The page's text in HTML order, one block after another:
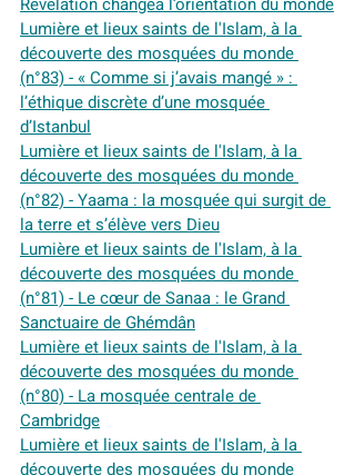
Lumière et lieux saints de l'Islam, à la
découverte des mosquées du monde
(n°83) - « Comme si j’avais mangé » :
l’éthique discrète d’une mosquée
d’Istanbul
Lumière et lieux saints de l'Islam, à la
découverte des mosquées du monde
(n°82) - Yaama : la mosquée qui surgit de
la terre et s’élève vers Dieu
Lumière et lieux saints de l'Islam, à la
découverte des mosquées du monde
(n°81) - Le cœur de Sanaa : le Grand
Sanctuaire de Ghémdân
Lumière et lieux saints de l'Islam, à la
découverte des mosquées du monde
(n°80) - La mosquée centrale de
Cambridge
Lumière et lieux saints de l'Islam, à la
découverte des mosquées du monde